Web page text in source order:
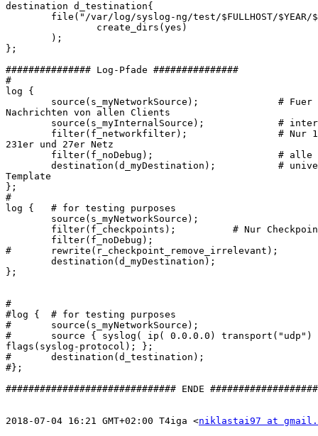
destination d_testination{
file("/var/log/syslog-ng/test/$FULLHOST/$YEAR/
                create_dirs(yes)
        );
};
############### Log-Pfade ###############
#
log {
source(s_myNetworkSource);              # Fuer
Nachrichten von allen Clients
source(s_myInternalSource);             #
filter(f_networkfilter);                # Nur
231er und 27er Netz
filter(f_noDebug);                      # alle
destination(d_myDestination);           #
Template
};
#
log {   # for testing purposes
        source(s_myNetworkSource);
filter(f_checkpoints);          # Nur
        filter(f_noDebug);
#       rewrite(r_checkpoint_remove_irrelevant);
        destination(d_myDestination);
};
#
#log {  # for testing purposes
#       source(s_myNetworkSource);
#       source { syslog( ip( 0.0.0.0) transport("udp")
flags(syslog-protocol); };
#       destination(d_testination);
#};
############################## ENDE
2018-07-04 16:21 GMT+02:00 T4iga <niklastai97 at